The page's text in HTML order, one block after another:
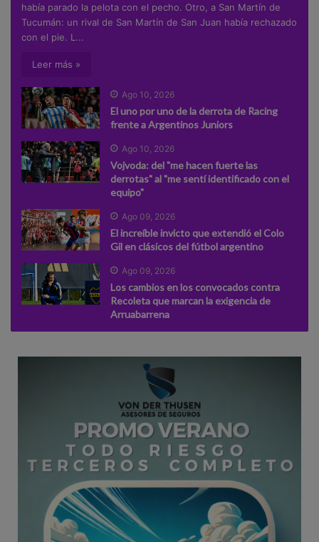
había parado la pelota con el pecho. Otro, a San Martín de
Tucumán: un rival de San Martín de San Juan había rechazado
con el pie. L...
Leer más »
Ago 10, 2026
El uno por uno de la derrota de Racing
frente a Argentinos Juniors
Ago 10, 2026
Vojvoda: del "me hacen fuerte las
derrotas" al "me sentí identificado con el
equipo"
Ago 09, 2026
El increíble invicto que extendió el Colo
Gil en clásicos del fútbol argentino
Ago 09, 2026
Los cambios en los convocados contra
Recoleta que marcan la exigencia de
Arruabarrena